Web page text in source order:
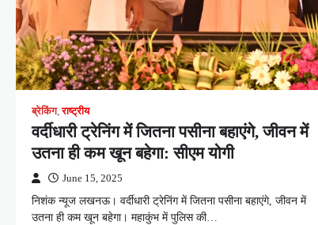
ब्रेकिंग,राष्ट्रीय
वर्दीधारी ट्रेनिंग में जितना पसीना बहाएंगे, जीवन में
उतना ही कम खून बहेगा: सीएम योगी
June 15, 2025
निशंक न्यूज लखनऊ। वर्दीधारी ट्रेनिंग में जितना पसीना बहाएंगे, जीवन में
उतना ही कम खून बहेगा। महाकुंभ में पुलिस की…